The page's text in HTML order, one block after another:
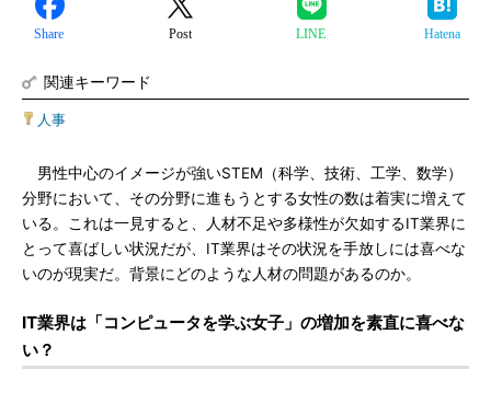
Share Post LINE Hatena
関連キーワード
人事
男性中心のイメージが強いSTEM（科学、技術、工学、数学）
分野において、その分野に進もうとする女性の数は着実に増えて
いる。これは一見すると、人材不足や多様性が欠如するIT業界に
とって喜ばしい状況だが、IT業界はその状況を手放しには喜べな
いのが現実だ。背景にどのような人材の問題があるのか。
IT業界は「コンピュータを学ぶ女子」の増加を素直に喜べな
い？